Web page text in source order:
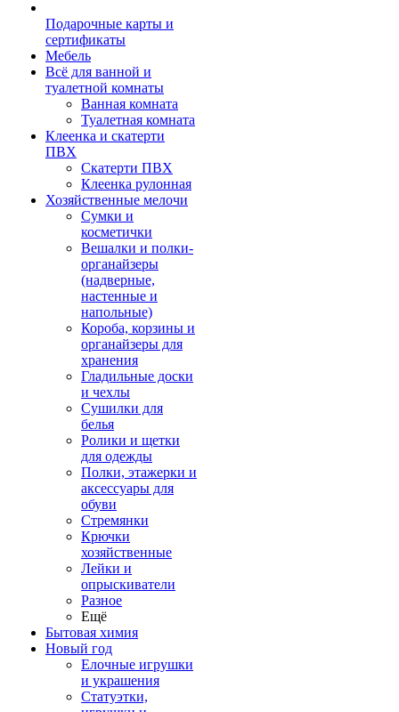
Подарочные карты и
сертификаты
Мебель
Всё для ванной и
туалетной комнаты
Ванная комната
Туалетная комната
Клеенка и скатерти
ПВХ
Скатерти ПВХ
Клеенка рулонная
Хозяйственные мелочи
Сумки и
косметички
Вешалки и полки-
органайзеры
(надверные,
настенные и
напольные)
Короба, корзины и
органайзеры для
хранения
Гладильные доски
и чехлы
Сушилки для
белья
Ролики и щетки
для одежды
Полки, этажерки и
аксессуары для
обуви
Стремянки
Крючки
хозяйственные
Лейки и
опрыскиватели
Разное
Ещё
Бытовая химия
Новый год
Елочные игрушки
и украшения
Статуэтки,